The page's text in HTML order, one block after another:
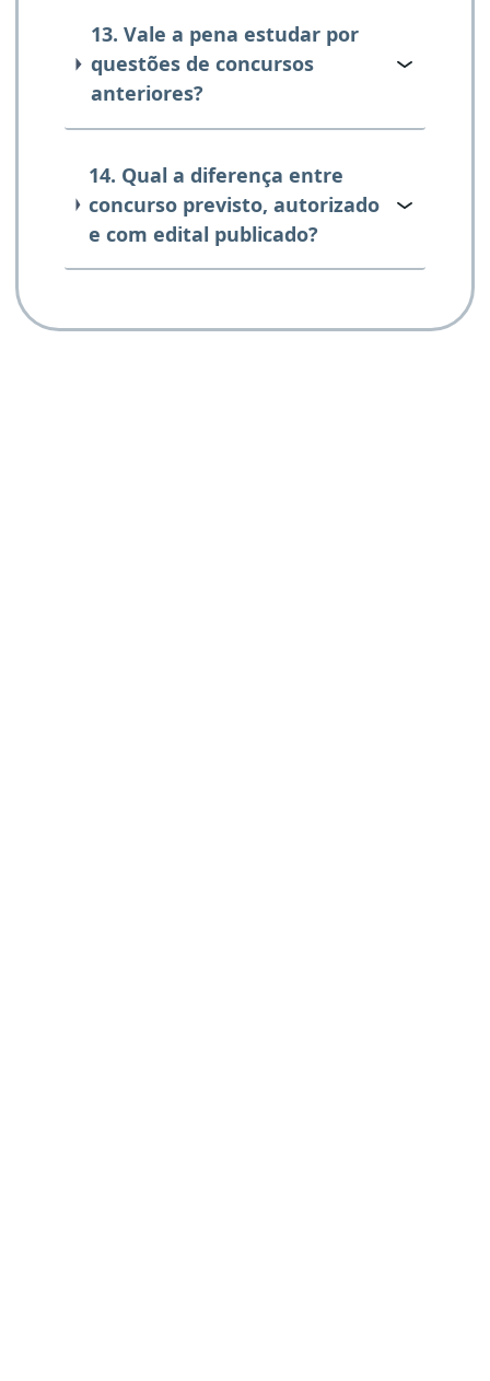
13. Vale a pena estudar por
questões de concursos
anteriores?
14. Qual a diferença entre
concurso previsto, autorizado
e com edital publicado?